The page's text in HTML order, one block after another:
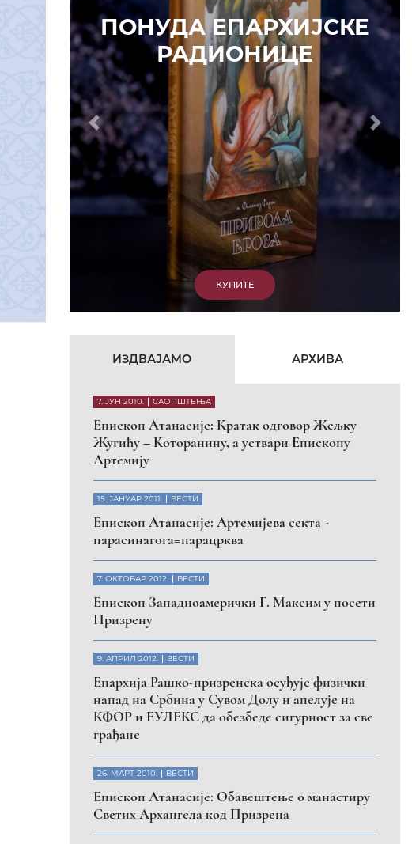
КУПИТЕ
7. ЈУН 2010. САОПШТЕЊА
Eпископ Атанасије: Кратак одговор Жељку
Жугићу – Которанину, а уствари Епископу
Артемију
15. ЈАНУАР 2011. ВЕСТИ
Eпископ Атанасије: Артемијева секта -
парасинагога=парацрква
ВЕСТИ
Eпископ Западноамерички Г. Максим у посети
напад на Србина у Сувом Долу и апелује на
КФОР и ЕУЛЕКС да обезбеде сигурност за све
Eпископ Атанасије: Обавештење о манастиру
Светих Архангела код Призрена